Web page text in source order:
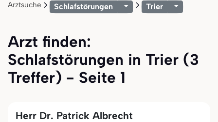
Arztsuche Schlafstörungen Trier
Arzt finden:
Schlafstörungen in Trier (3
Treffer) - Seite 1
Herr Dr. Patrick Albrecht